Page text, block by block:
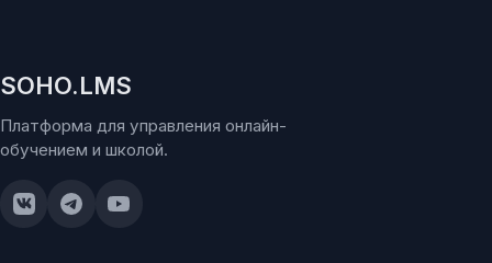
SOHO.LMS
Платформа для управления онлайн-
обучением и школой.